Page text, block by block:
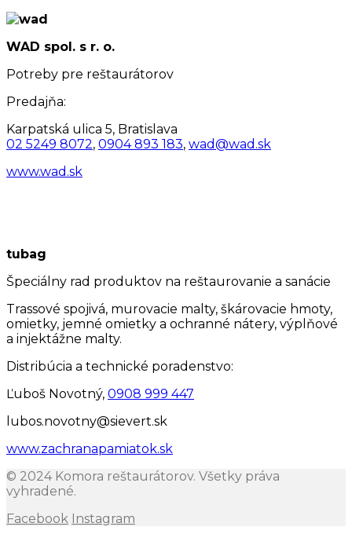
WAD spol. s r. o.
Potreby pre reštaurátorov
Predajňa:
Karpatská ulica 5, Bratislava
02 5249 8072, 0904 893 183, wad@wad.sk
www.wad.sk
tubag
Špeciálny rad produktov na reštaurovanie a sanácie
Trassové spojivá, murovacie malty, škárovacie hmoty,
omietky, jemné omietky a ochranné nátery, výplňové
a injektážne malty.
Distribúcia a technické poradenstvo:
Ľuboš Novotný, 0908 999 447
lubos.novotny@sievert.sk
www.zachranapamiatok.sk
© 2024 Komora reštaurátorov. Všetky práva
vyhradené.
Facebook Instagram